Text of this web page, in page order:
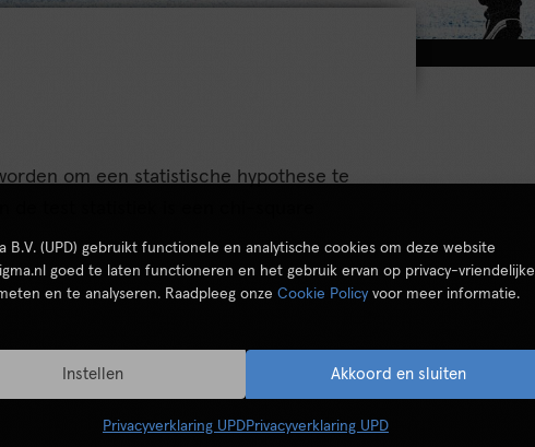
B.V. (UPD) gebruikt functionele en analytische cookies om deze website
goed te laten functioneren en het gebruik ervan op privacy-vriendelijke
en te analyseren. Raadpleeg onze Cookie Policy voor meer informatie.
Akkoord en sluiten
Instellen
Privacyverklaring UPDPrivacyverklaring UPD
om een statistische hypothese te
de test statistiek is een chi-square